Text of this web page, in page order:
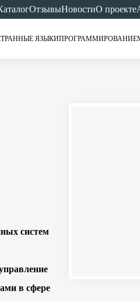
ОтзывыНовостиО проекте
ЯЗЫКИПРОГРАММИРОВАНИЕ
систем
в сфере